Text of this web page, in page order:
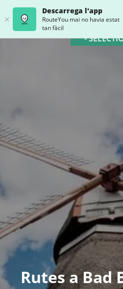
Descarrega l'app
RouteYou mai no havia estat
tan fàcil
-
Rutes a Bad